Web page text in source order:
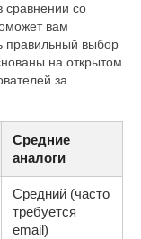
сравнении со
вам
правильный выбор
на открытом
за
Средние
аналоги
Средний (часто
требуется
email)